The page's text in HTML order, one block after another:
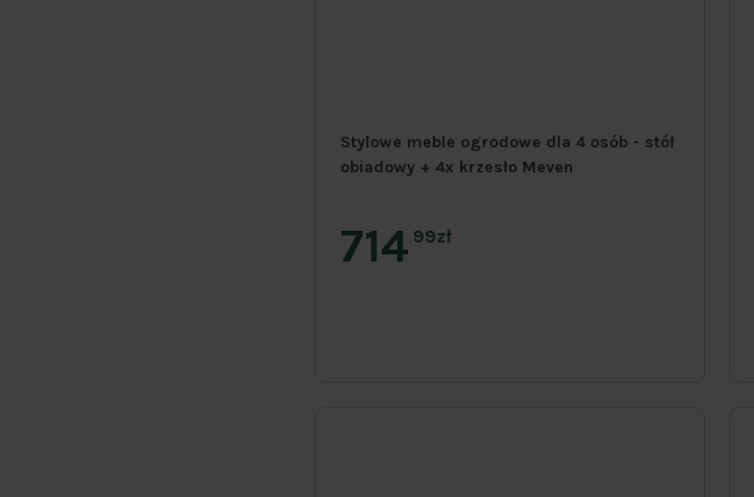
Stylowe meble ogrodowe dla 4 osób - stół
obiadowy + 4x krzesło Meven
714 99zł